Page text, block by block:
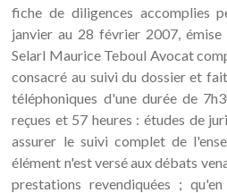
fiche de diligences accomplies
janvier au 28 février 2007,
Selarl Maurice Teboul Avocat
consacré au suivi du dossier et
téléphoniques d'une durée de
reçues et 57 heures : études de
assurer le suivi complet de
élément n'est versé aux débats
prestations revendiquées ;